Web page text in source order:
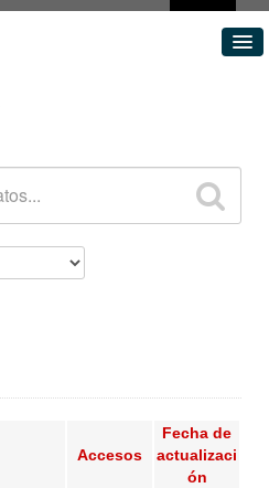
Accesos
Fecha de
actualizaci
ón